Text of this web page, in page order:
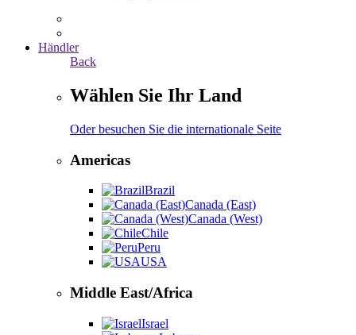
Händler
Back
Wählen Sie Ihr Land
Oder besuchen Sie die internationale Seite
Americas
Brazil
Canada (East)
Canada (West)
Chile
Peru
USA
Middle East/Africa
Israel